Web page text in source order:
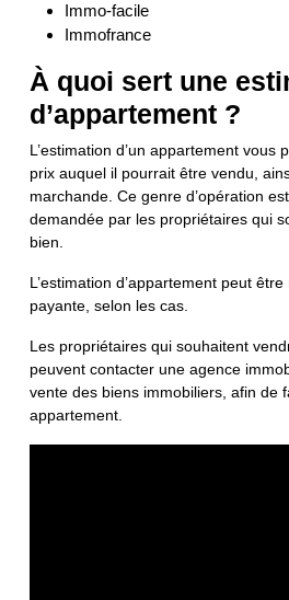
Immo-facile
Immofrance
À quoi sert une
d’appartement ?
L’estimation d’un appartement vous
prix auquel il pourrait être vendu,
marchande. Ce genre d’opération
demandée par les propriétaires qui
bien.
L’estimation d’appartement peut
payante, selon les cas.
Les propriétaires qui souhaitent
peuvent contacter une agence
vente des biens immobiliers, afin de
appartement.